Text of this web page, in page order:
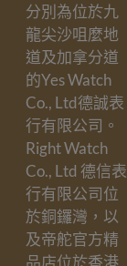
分別為位於九
龍尖沙咀麼地
道及加拿分道
的Yes Watch
Co., Ltd德誠表
行有限公司。
Right Watch
Co., Ltd 德信表
行有限公司位
於銅鑼灣，以
及帝舵官方精